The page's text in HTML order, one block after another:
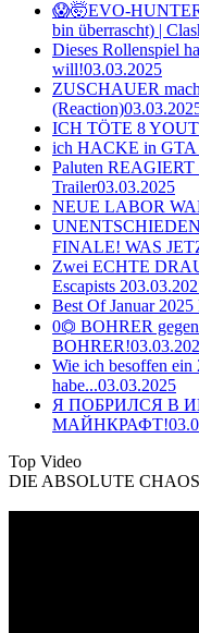
😱🤯EVO-
bin überrascht) |
Dieses Rollenspiel
will!03.03.2025
ZUSCHAUER
(Reaction)
ICH TÖTE 8
ich HACKE in GTA
Paluten
Trailer03.03.2025
NEUE LABOR
FINALE! WAS
Zwei ECHTE
Escapists 2
Best Of Januar
0⏣ BOHRER
BOHRER!
Wie ich besoffen ein
habe...03.03.2025
Я ПОБРИЛСЯ В
МАЙНКРАФТ!
Top Video
DIE ABSOLUTE